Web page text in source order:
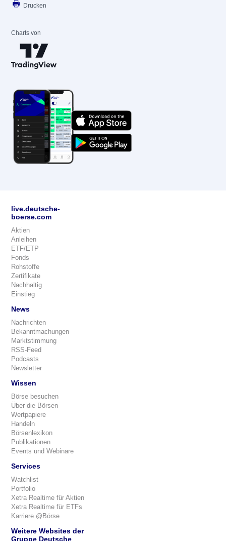
Drucken
Charts von
live.deutsche-
boerse.com
Aktien
Anleihen
ETF/ETP
Fonds
Rohstoffe
Zertifikate
Nachhaltig
Einstieg
News
Nachrichten
Bekanntmachungen
Marktstimmung
RSS-Feed
Podcasts
Newsletter
Wissen
Börse besuchen
Über die Börsen
Wertpapiere
Handeln
Börsenlexikon
Publikationen
Events und Webinare
Services
Watchlist
Portfolio
Xetra Realtime für Aktien
Xetra Realtime für ETFs
Karriere @Börse
Weitere Websites der
Gruppe Deutsche